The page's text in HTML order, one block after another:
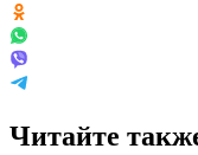
Читайте